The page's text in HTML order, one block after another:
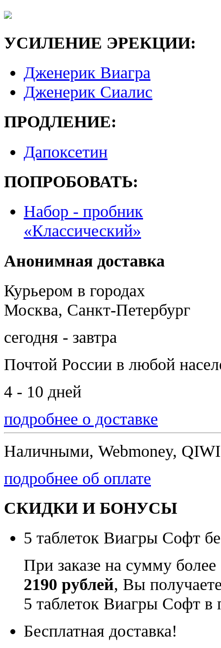
УСИЛЕНИЕ ЭРЕКЦИИ:
Дженерик Виагра
Дженерик Сиалис
ПРОДЛЕНИЕ:
Дапоксетин
ПОПРОБОВАТЬ:
Набор - пробник
«Классический»
Анонимная доставка
Курьером в городах
Москва, Санкт-Петербург
сегодня - завтра
Почтой России в любой
4 - 10 дней
подробнее о доставке
Наличными, Webmoney,
подробнее об оплате
СКИДКИ И БОНУСЫ
5 таблеток Виагры Софт
При заказе на сумму более
2190 рублей, Вы
5 таблеток Виагры Софт в
Бесплатная доставка!